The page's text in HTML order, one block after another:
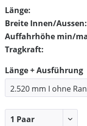
Länge:
Breite Innen/Aussen:
Auffahrhöhe min/
Tragkraft:
Länge + Ausführung